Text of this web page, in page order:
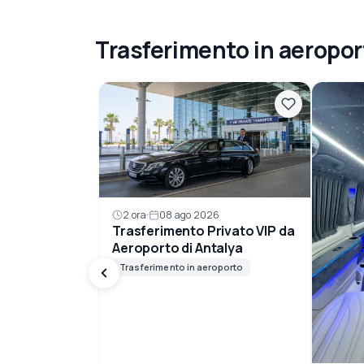
Trasferimento in
2 ora 08 ago 2026
Trasferimento Privato VIP da
Aeroporto di Antalya
Trasferimento in aeroporto